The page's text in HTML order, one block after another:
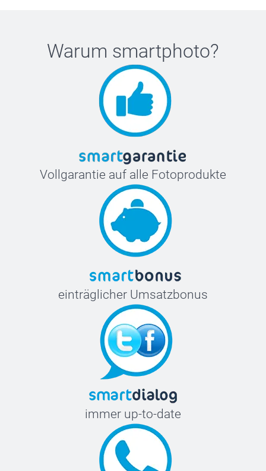
Warum smartphoto?
Vollgarantie auf alle Fotoprodukte
einträglicher Umsatzbonus
immer up-to-date